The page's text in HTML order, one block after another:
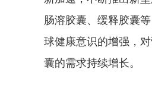
肠溶胶囊、缓释胶囊
球健康意识的增强，
囊的需求持续增长。